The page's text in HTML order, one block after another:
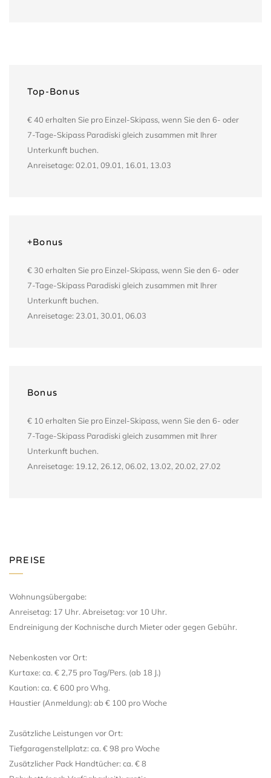
Top-Bonus
€ 40 erhalten Sie pro Einzel-Skipass, wenn Sie den 6- oder
7-Tage-Skipass Paradiski gleich zusammen mit Ihrer
Unterkunft buchen.
Anreisetage: 02.01, 09.01, 16.01, 13.03
+Bonus
€ 30 erhalten Sie pro Einzel-Skipass, wenn Sie den 6- oder
7-Tage-Skipass Paradiski gleich zusammen mit Ihrer
Unterkunft buchen.
Anreisetage: 23.01, 30.01, 06.03
Bonus
€ 10 erhalten Sie pro Einzel-Skipass, wenn Sie den 6- oder
7-Tage-Skipass Paradiski gleich zusammen mit Ihrer
Unterkunft buchen.
Anreisetage: 19.12, 26.12, 06.02, 13.02, 20.02, 27.02
PREISE
Wohnungsübergabe:
Anreisetag: 17 Uhr. Abreisetag: vor 10 Uhr.
Endreinigung der Kochnische durch Mieter oder gegen Gebühr.
Nebenkosten vor Ort:
Kurtaxe: ca. € 2,75 pro Tag/Pers. (ab 18 J.)
Kaution: ca. € 600 pro Whg.
Haustier (Anmeldung): ab € 100 pro Woche
Zusätzliche Leistungen vor Ort:
Tiefgaragenstellplatz: ca. € 98 pro Woche
Zusätzlicher Pack Handtücher: ca. € 8